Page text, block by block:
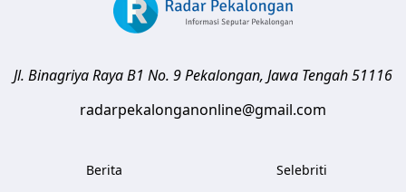
Jl. Binagriya Raya B1 No. 9Pekalongan, Jawa Tengah51116
radarpekalonganonline@gmail.com
Berita
Selebriti